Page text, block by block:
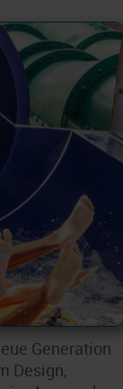
Generation
Design,